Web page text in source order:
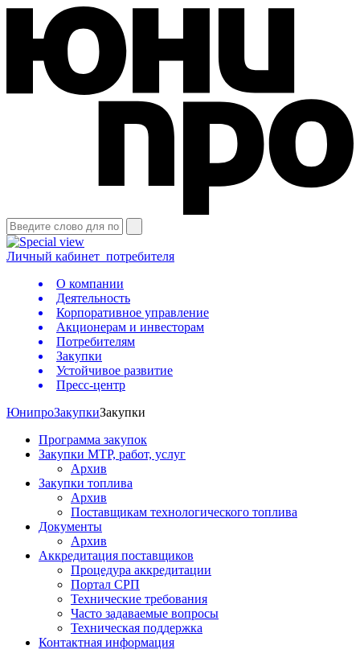
Личный кабинет потребителя
О компании
Деятельность
Корпоративное управление
Акционерам и инвесторам
Потребителям
Закупки
Устойчивое развитие
Пресс-центр
ЮнипроЗакупкиЗакупки
Программа закупок
Закупки МТР, работ, услуг
Архив
Закупки топлива
Архив
Поставщикам технологического топлива
Документы
Архив
Аккредитация поставщиков
Процедура аккредитации
Портал СРП
Технические требования
Часто задаваемые вопросы
Техническая поддержка
Контактная информация